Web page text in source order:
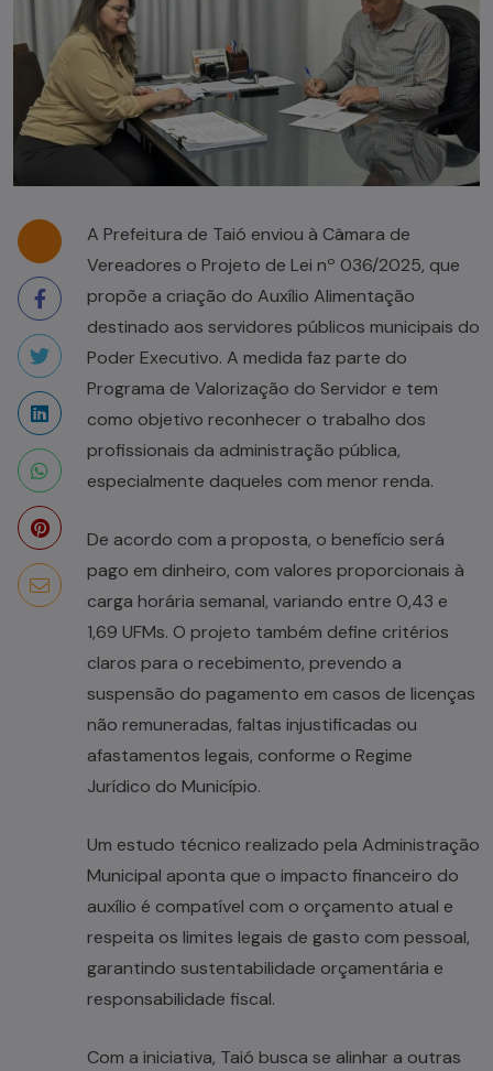
A Prefeitura de Taió enviou à Câmara de
Vereadores o Projeto de Lei nº 036/2025, que
propõe a criação do Auxílio Alimentação
destinado aos servidores públicos municipais do
Poder Executivo. A medida faz parte do
Programa de Valorização do Servidor e tem
como objetivo reconhecer o trabalho dos
profissionais da administração pública,
especialmente daqueles com menor renda.
De acordo com a proposta, o benefício será
pago em dinheiro, com valores proporcionais à
carga horária semanal, variando entre 0,43 e
1,69 UFMs. O projeto também define critérios
claros para o recebimento, prevendo a
suspensão do pagamento em casos de licenças
não remuneradas, faltas injustificadas ou
afastamentos legais, conforme o Regime
Jurídico do Município.
Um estudo técnico realizado pela Administração
Municipal aponta que o impacto financeiro do
auxílio é compatível com o orçamento atual e
respeita os limites legais de gasto com pessoal,
garantindo sustentabilidade orçamentária e
responsabilidade fiscal.
Com a iniciativa, Taió busca se alinhar a outras